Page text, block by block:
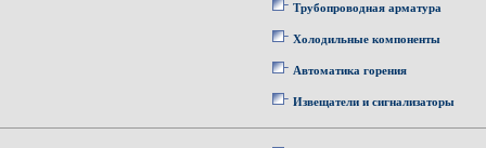
Трубопроводная арматура
Холодильные компоненты
Автоматика горения
Извещатели и сигнализаторы